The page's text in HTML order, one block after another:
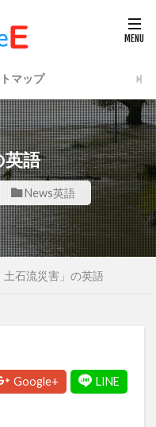
マップ
英語
News英語
土石流災害」の英語